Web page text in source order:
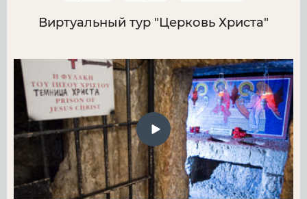
Виртуальный тур "Церковь Христа"